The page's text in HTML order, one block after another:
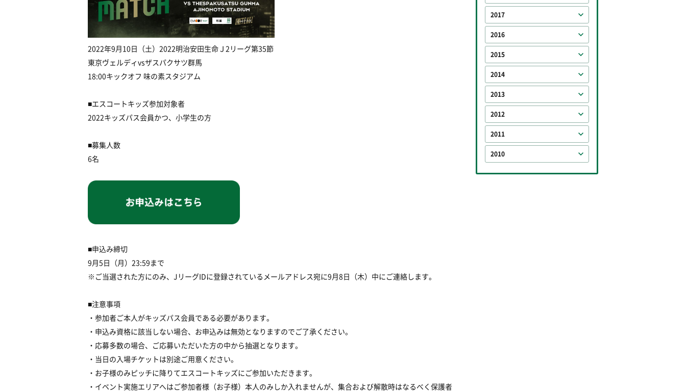
2022年9月10日（土） 2022明治安田生命Ｊ 2 リーグ第35節
東京ヴェルディvsザスパクサツ群馬
18:00キックオフ 味の素スタジアム
■エスコートキッズ参加対象者
2022キッズパス会員かつ、小学生の方
■募集人数
6名
■申込み締切
9月5日（月） 23:59まで
※ ご当選された方にのみ、 J リーグIDに登録されているメールアドレス宛に9月8日（木）中にご連絡します。
■注意事項
・参加者ご本人がキッズパス会員である必要があります。
・申込み資格に該当しない場合、お申込みは無効となりますのでご了承ください。
・応募多数の場合、ご応募いただいた方の中から抽選となります。
・当日の入場チケットは別途ご用意ください。
・お子様のみピッチに降りてエスコートキッズにご参加いただきます。
・イベント実施エリアへはご参加者様（お子様）本人のみしか入れませんが、集合および解散時はなるべく保護者
2017
2016
2015
2014
2013
2012
2011
2010